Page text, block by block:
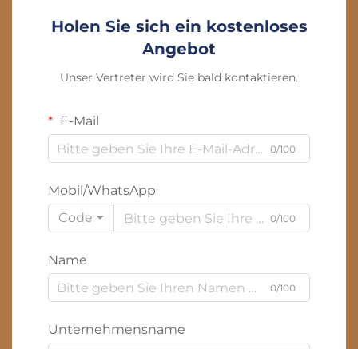
Holen Sie sich ein kostenloses
Angebot
Unser Vertreter wird Sie bald kontaktieren.
E-Mail
0/100
Mobil/WhatsApp
Code
0/100
Name
0/100
Unternehmensname